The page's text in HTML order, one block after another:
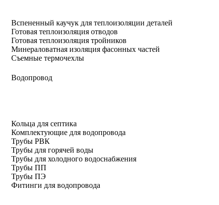
Вспененный каучук для теплоизоляции деталей
Готовая теплоизоляция отводов
Готовая теплоизоляция тройников
Минераловатная изоляция фасонных частей
Съемные термочехлы
Водопровод
Кольца для септика
Комплектующие для водопровода
Трубы РВК
Трубы для горячей воды
Трубы для холодного водоснабжения
Трубы ПП
Трубы ПЭ
Фитинги для водопровода